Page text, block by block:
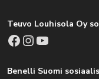
Teuvo Louhisola Oy
Facebook Instagram YouTube
Benelli Suomi